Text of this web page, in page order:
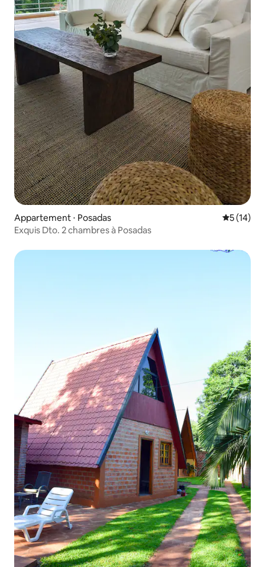
Appartement ⋅ Posadas
5 (14)
Exquis Dto. 2 chambres à Posadas